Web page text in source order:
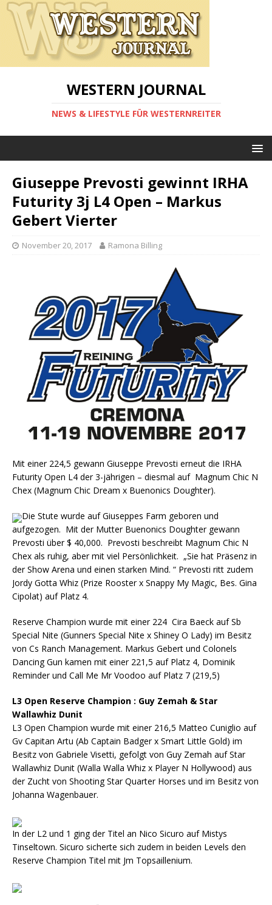
WESTERN JOURNAL
NEWS & LIFESTYLE FÜR WESTERNREITER
Giuseppe Prevosti gewinnt IRHA
Futurity 3j L4 Open – Markus
Gebert Vierter
November 20, 2017 Ramona Billing
Mit einer 224,5 gewann Giuseppe Prevosti erneut die IRHA
Futurity Open L4 der 3-jährigen – diesmal auf Magnum Chic N
Chex (Magnum Chic Dream x Buenonics Doughter).
Die Stute wurde auf Giuseppes Farm geboren und
aufgezogen. Mit der Mutter Buenonics Doughter gewann
Prevosti über $ 40,000. Prevosti beschreibt Magnum Chic N
Chex als ruhig, aber mit viel Persönlichkeit. „Sie hat Präsenz in
der Show Arena und einen starken Mind. “ Prevosti ritt zudem
Jordy Gotta Whiz (Prize Rooster x Snappy My Magic, Bes. Gina
Cipolat) auf Platz 4.
Reserve Champion wurde mit einer 224 Cira Baeck auf Sb
Special Nite (Gunners Special Nite x Shiney O Lady) im Besitz
von Cs Ranch Management. Markus Gebert und Colonels
Dancing Gun kamen mit einer 221,5 auf Platz 4, Dominik
Reminder und Call Me Mr Voodoo auf Platz 7 (219,5)
L3 Open Reserve Champion : Guy Zemah & Star
Wallawhiz Dunit
L3 Open Champion wurde mit einer 216,5 Matteo Cuniglio auf
Gv Capitan Artu (Ab Captain Badger x Smart Little Gold) im
Besitz von Gabriele Visetti, gefolgt von Guy Zemah auf Star
Wallawhiz Dunit (Walla Walla Whiz x Player N Hollywood) aus
der Zucht von Shooting Star Quarter Horses und im Besitz von
Johanna Wagenbauer.
In der L2 und 1 ging der Titel an Nico Sicuro auf Mistys
Tinseltown. Sicuro sicherte sich zudem in beiden Levels den
Reserve Champion Titel mit Jm Topsaillenium.